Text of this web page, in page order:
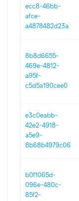
ecc8-46bb-
afce-
a4878482d23a
8b8d6655-
469e-4812-
a95f-
c5d5a190cee0
e3c0eabb-
42e2-4918-
a5e9-
8b68b4979c06
b0f1065d-
096e-480c-
85f2-